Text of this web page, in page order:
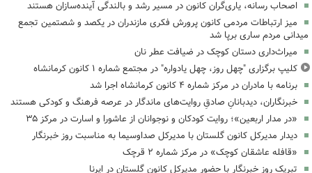
اصحاب رسانه، یاری‌گران کانون در مسیر رشد و بالندگی آینده‌سازان هستند
میز ارتباطات مردمی کانون پرورش فکری مازندران در یکصد و شصتمین تجمع
میدانی مردم ساری برپا شد
میراث‌داری دستان کوچک در ضیافت عطر نان
کلیپ برگزاری "چهل روز، چهل یادواره" در مجتمع شماره ۱ کانون کرمانشاه
برنامه با مادران در مرکز شماره ۴ کانون کرمانشاه اجرا شد
خبرنگاران، دیدبانانِ صادقِ روایت‌های ماندگار در عرصه فرهنگ و کودکی هستند
«در مدار اربعین»؛ روایت کودکان و نوجوانان از عاشورا و اسارت در مرکز ۳۵
دیدار مدیرکل کانون گلستان با مدیرکل صداوسیما به مناسبت روز خبرنگار
«قافله عاشقان کوچک» در مرکز شماره ۲ قرچک
تبریک روز خبرنگار با حضور مدیرکل کانون گلستان در ایرنا